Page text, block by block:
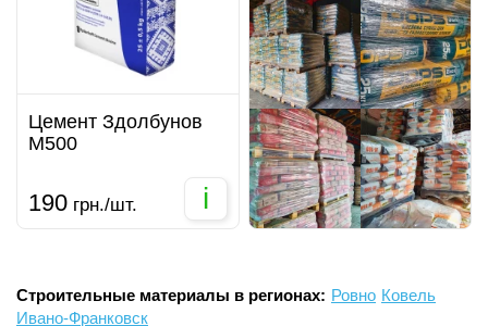
Цемент Здолбунов
М500
190 грн./шт. i
Строительные материалы в регионах: Ровно Ковель
Ивано-Франковск